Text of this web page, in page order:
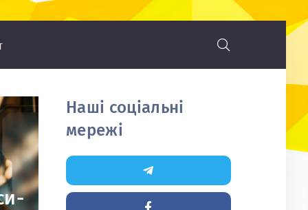
Наші соціальні
мережі